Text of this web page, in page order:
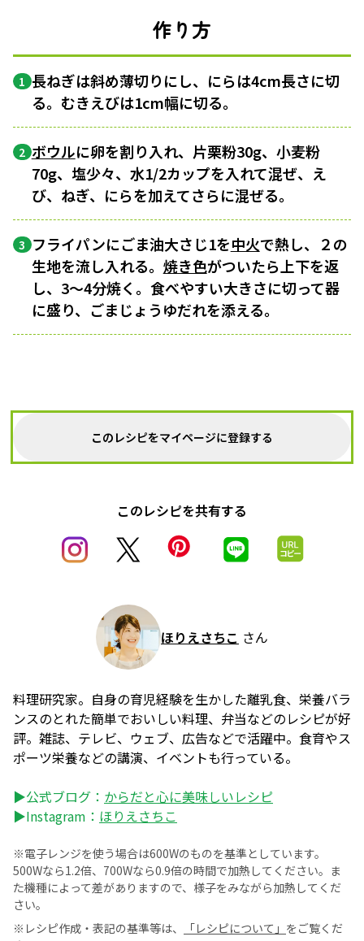
作り方
1 長ねぎは斜め薄切りにし、にらは4cm長さに切
る。むきえびは1cm幅に切る。
2 ボウルに卵を割り入れ、片栗粉30g、小麦粉
70g、塩少々、水1/2カップを入れて混ぜ、え
び、ねぎ、にらを加えてさらに混ぜる。
3 フライパンにごま油大さじ1を中火で熱し、２の
生地を流し入れる。 焼き色がついたら上下を返
し、3〜4分焼く。食べやすい大きさに切って器
に盛り、ごまじょうゆだれを添える。
このレシピをマイページに登録する
このレシピを共有する
ほりえさちこ さん
料理研究家。自身の育児経験を生かした離乳食、栄養バラ
ンスのとれた簡単でおいしい料理、弁当などのレシピが好
評。雑誌、テレビ、ウェブ、広告などで活躍中。食育やス
ポーツ栄養などの講演、イベントも行っている。
▶公式ブログ： からだと心に美味しいレシピ
▶Instagram： ほりえさちこ
※電子レンジを使う場合は600Wのものを基準としています。
500Wなら1.2倍、700Wなら0.9倍の時間で加熱してください。ま
た機種によって差がありますので、様子をみながら加熱してくだ
さい。
※レシピ作成・表記の基準等は、
「レシピについて」 をご覧くだ